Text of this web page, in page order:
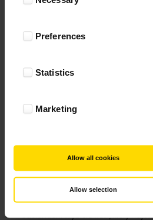
Selection
Preferences
Statistics
Marketing
Allow all cookies
Allow selection
na słowo, dla jednych może to być
radością będzie używać kubek,
Ekscytująca rozrywka przed
i napoje, zaproś paru znajomych i
telewizorem w oczekiwaniu na
Kubek kibica w Colorland
W ofercie Colorland znajdziesz kubek
odsłonach. Wybierz wzór, który